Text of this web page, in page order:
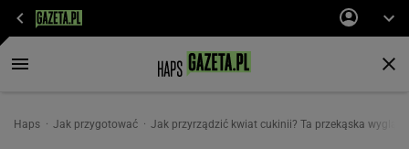
Haps Jak przygotować Jak przyrządzić kwiat cukinii? Ta przekąska